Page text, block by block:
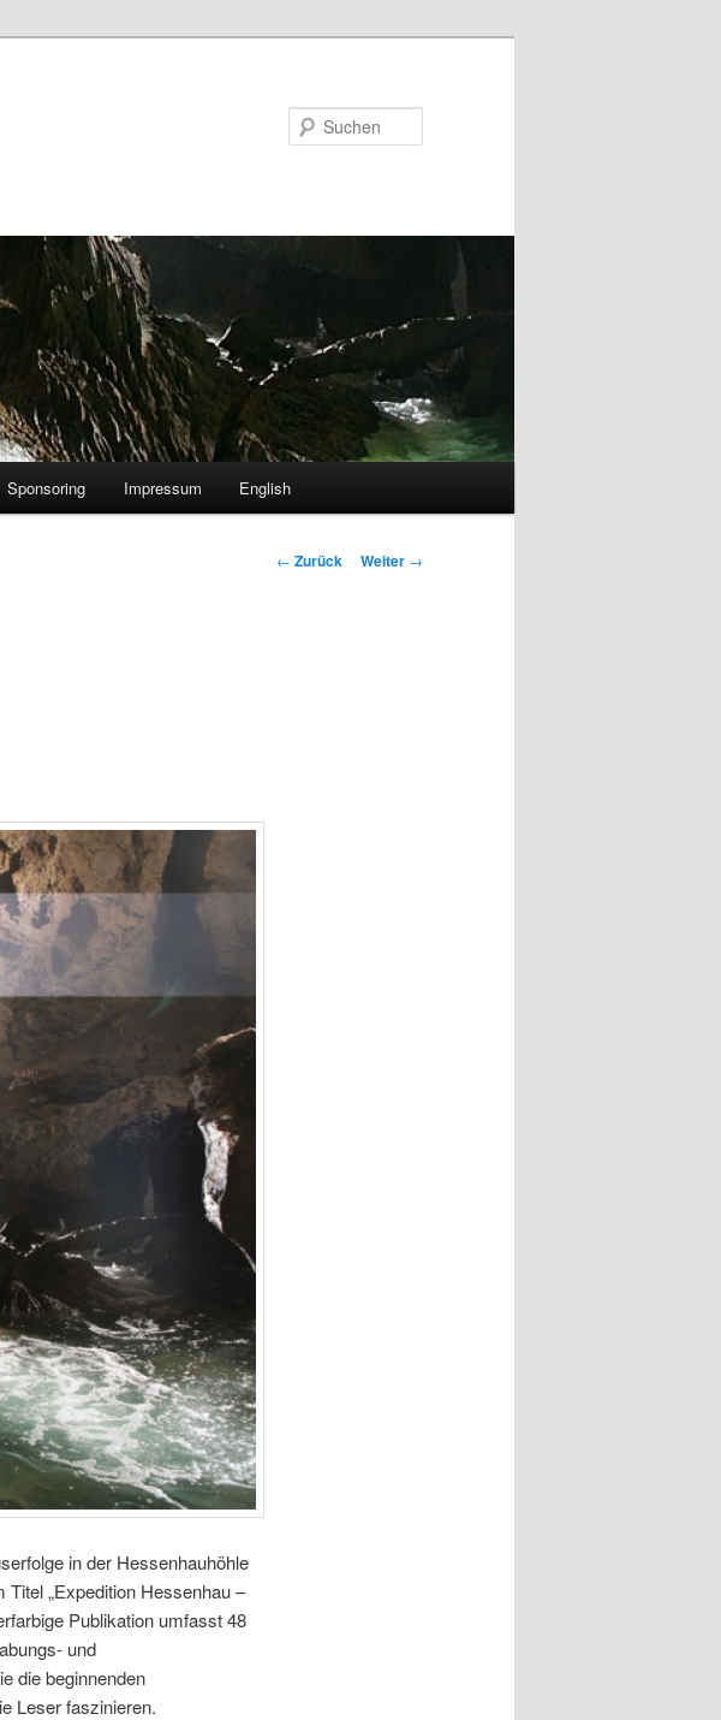
Sponsoring Impressum English
Beitrags-
← Zurück Weiter →
in der Hessenhauhöhle
„Expedition Hessenhau –
Publikation umfasst 48
und
die beginnenden
Leser faszinieren.